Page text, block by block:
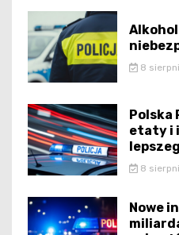
8
Polska
etaty i
8
Nowe